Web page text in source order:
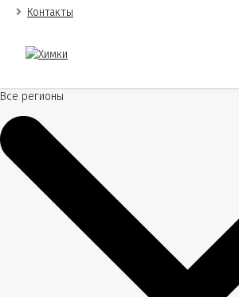
Контакты
Все регионы